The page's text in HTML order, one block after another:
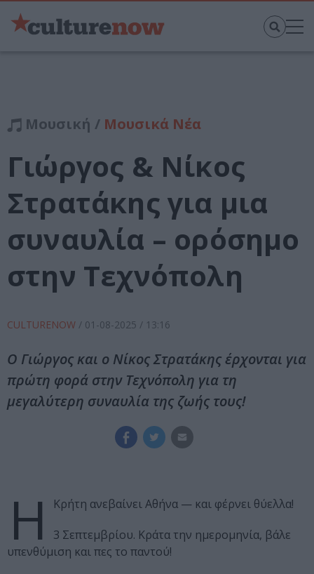
Μουσική / Μουσικά Νέα
Γιώργος & Νίκος
Στρατάκης για μια
συναυλία – ορόσημο
στην Τεχνόπολη
CULTURENOW / 01-08-2025 / 13:16
Ο Γιώργος και ο Νίκος Στρατάκης έρχονται για
πρώτη φορά στην Τεχνόπολη για τη
μεγαλύτερη συναυλία της ζωής τους!
Η
Κρήτη ανεβαίνει Αθήνα — και φέρνει θύελλα!
3 Σεπτεμβρίου. Κράτα την ημερομηνία, βάλε
υπενθύμιση και πες το παντού!